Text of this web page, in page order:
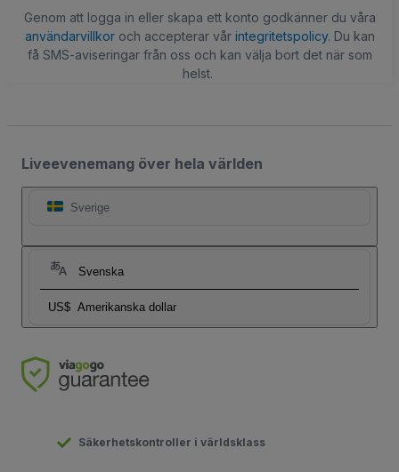
Genom att logga in eller skapa ett konto godkänner du våra
användarvillkoroch accepterar vår integritetspolicy. Du kan
få SMS-aviseringar från oss och kan välja bort det när som
helst.
Liveevenemang över hela världen
Sverige
Svenska
US$ Amerikanska dollar
Säkerhetskontroller i världsklass